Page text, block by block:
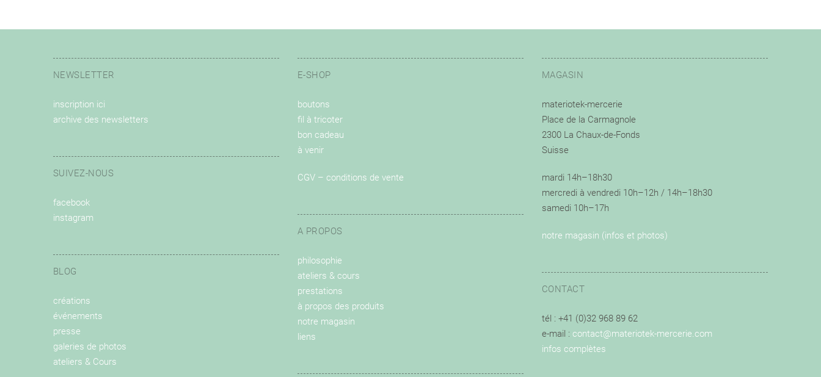
NEWSLETTER
inscription ici
archive des newsletters
SUIVEZ-NOUS
facebook
instagram
BLOG
créations
événements
presse
galeries de photos
ateliers & Cours
E-SHOP
boutons
fil à tricoter
bon cadeau
à venir
CGV – conditions de vente
A PROPOS
philosophie
ateliers & cours
prestations
à propos des produits
notre magasin
liens
MAGASIN
materiotek-mercerie
Place de la Carmagnole
2300 La Chaux-de-Fonds
Suisse
mardi 14h–18h30
mercredi à vendredi 10h–12h / 14h–18h30
samedi 10h–17h
notre magasin (infos et photos)
CONTACT
tél : +41 (0)32 968 89 62
e-mail : contact@materiotek-mercerie.com
infos complètes